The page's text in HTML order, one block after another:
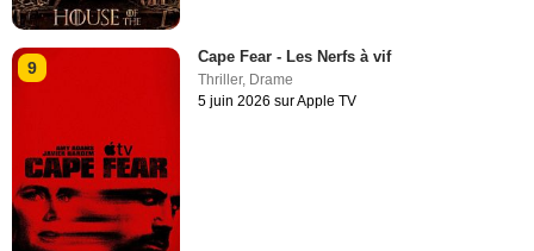
9
Cape Fear - Les Nerfs à vif
Thriller, Drame
5 juin 2026 sur Apple TV